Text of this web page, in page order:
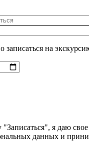
записаться на
я даю свое
данных и